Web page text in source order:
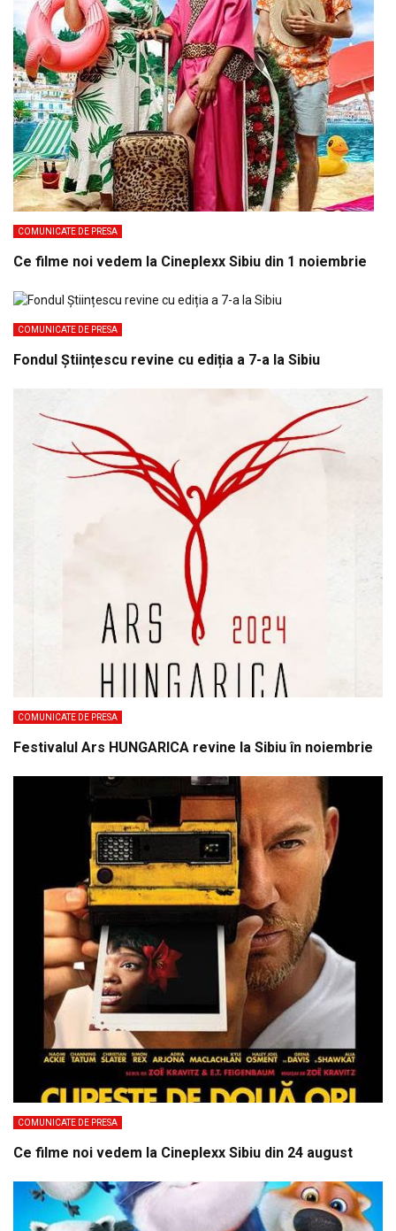
COMUNICATE DE PRESA
Ce filme noi vedem la Cineplexx Sibiu din 1 noiembrie
COMUNICATE DE PRESA
Fondul Științescu revine cu ediția a 7-a la Sibiu
COMUNICATE DE PRESA
Festivalul Ars HUNGARICA revine la Sibiu în noiembrie
COMUNICATE DE PRESA
Ce filme noi vedem la Cineplexx Sibiu din 24 august